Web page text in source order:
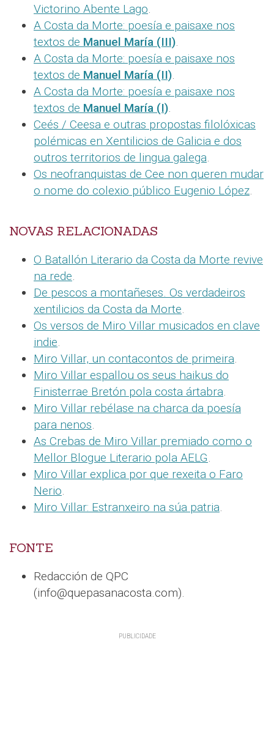
Victorino Abente Lago
A Costa da Morte: poesía e paisaxe nos
textos de Manuel María (III)
A Costa da Morte: poesía e paisaxe nos
textos de Manuel María (II)
A Costa da Morte: poesía e paisaxe nos
textos de Manuel María (I)
Ceés / Ceesa e outras propostas filolóxicas
polémicas en Xentilicios de Galicia e dos
outros territorios de lingua galega
Os neofranquistas de Cee non queren mudar
o nome do colexio público Eugenio López
NOVAS RELACIONADAS
O Batallón Literario da Costa da Morte revive
na rede
De pescos a montañeses. Os verdadeiros
xentilicios da Costa da Morte
Os versos de Miro Villar musicados en clave
indie
Miro Villar, un contacontos de primeira
Miro Villar espallou os seus haikus do
Finisterrae Bretón pola costa ártabra
Miro Villar rebélase na charca da poesía
para nenos
As Crebas de Miro Villar premiado como o
Mellor Blogue Literario pola AELG
Miro Villar explica por que rexeita o Faro
Nerio
Miro Villar: Estranxeiro na súa patria
FONTE
Redacción de QPC
(info@quepasanacosta.com).